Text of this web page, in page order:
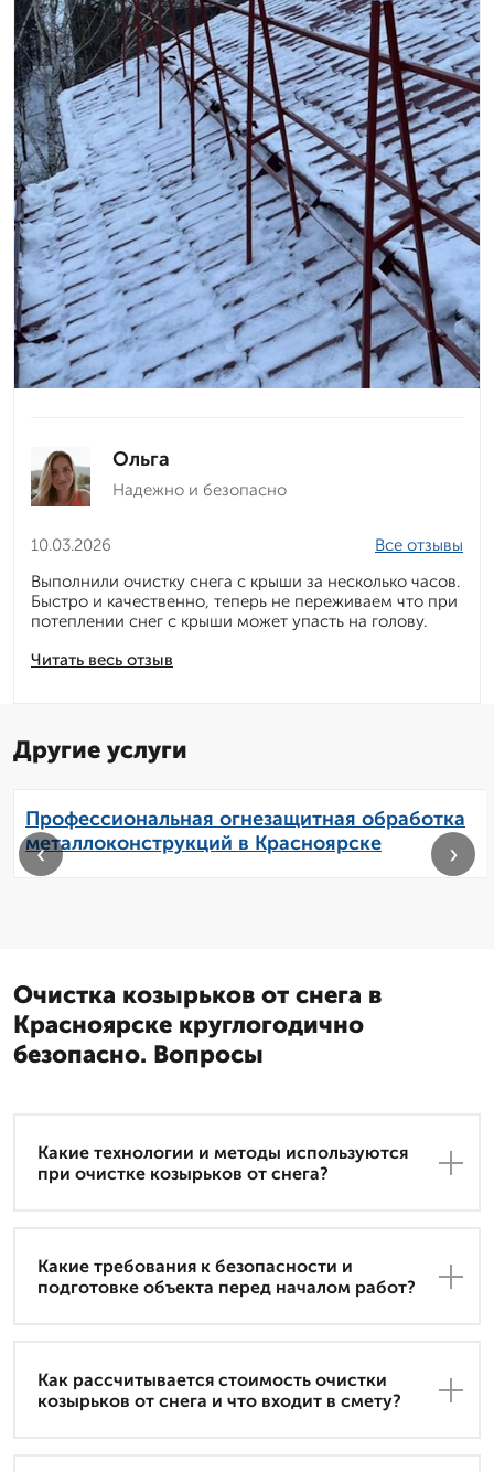
Ольга
Надежно и безопасно
10.03.2026
Читать весь отзыв
Все отзывы
Выполнили очистку снега с крыши за несколько часов.
Быстро и качественно, теперь не переживаем что при
потеплении снег с крыши может упасть на голову.
Другие услуги
Профессиональная огнезащитная обработка
металлоконструкций в Красноярске
‹ ›
Очистка козырьков от снега в
Красноярске круглогодично
безопасно. Вопросы
Какие технологии и методы используются
при очистке козырьков от снега?
Какие требования к безопасности и
подготовке объекта перед началом работ?
Как рассчитывается стоимость очистки
козырьков от снега и что входит в смету?